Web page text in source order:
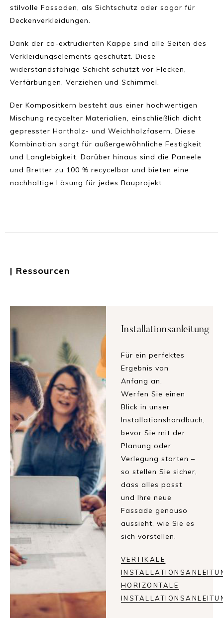
stilvolle Fassaden, als Sichtschutz oder sogar für
Deckenverkleidungen.
Dank der co-extrudierten Kappe sind alle Seiten des
Verkleidungselements geschützt. Diese
widerstandsfähige Schicht schützt vor Flecken,
Verfärbungen, Verziehen und Schimmel.
Der Kompositkern besteht aus einer hochwertigen
Mischung recycelter Materialien, einschließlich dicht
gepresster Hartholz- und Weichholzfasern. Diese
Kombination sorgt für außergewöhnliche Festigkeit
und Langlebigkeit. Darüber hinaus sind die Paneele
und Bretter zu 100 % recycelbar und bieten eine
nachhaltige Lösung für jedes Bauprojekt.
| Ressourcen
Installationsanleitung
Für ein perfektes
Ergebnis von
Anfang an.
Werfen Sie einen
Blick in unser
Installationshandbuch,
bevor Sie mit der
Planung oder
Verlegung starten –
so stellen Sie sicher,
dass alles passt
und Ihre neue
Fassade genauso
aussieht, wie Sie es
sich vorstellen.
VERTIKALE
HORIZONTALE